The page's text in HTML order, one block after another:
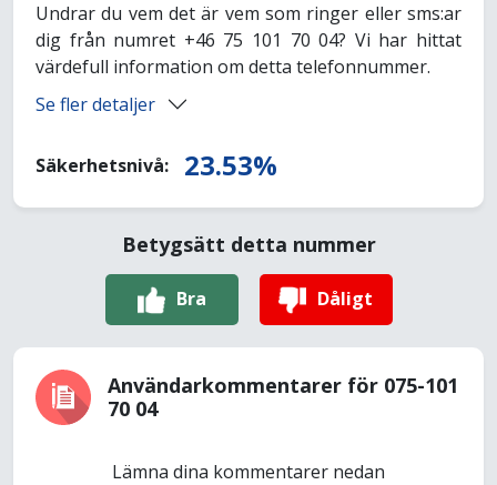
Undrar du vem det är vem som ringer eller sms:ar
dig från numret +46 75 101 70 04? Vi har hittat
värdefull information om detta telefonnummer.
Se fler detaljer
Säkerhetsnivå: 23.53%
Betygsätt detta nummer
Bra Dåligt
Användarkommentarer för 075-101
70 04
Lämna dina kommentarer nedan